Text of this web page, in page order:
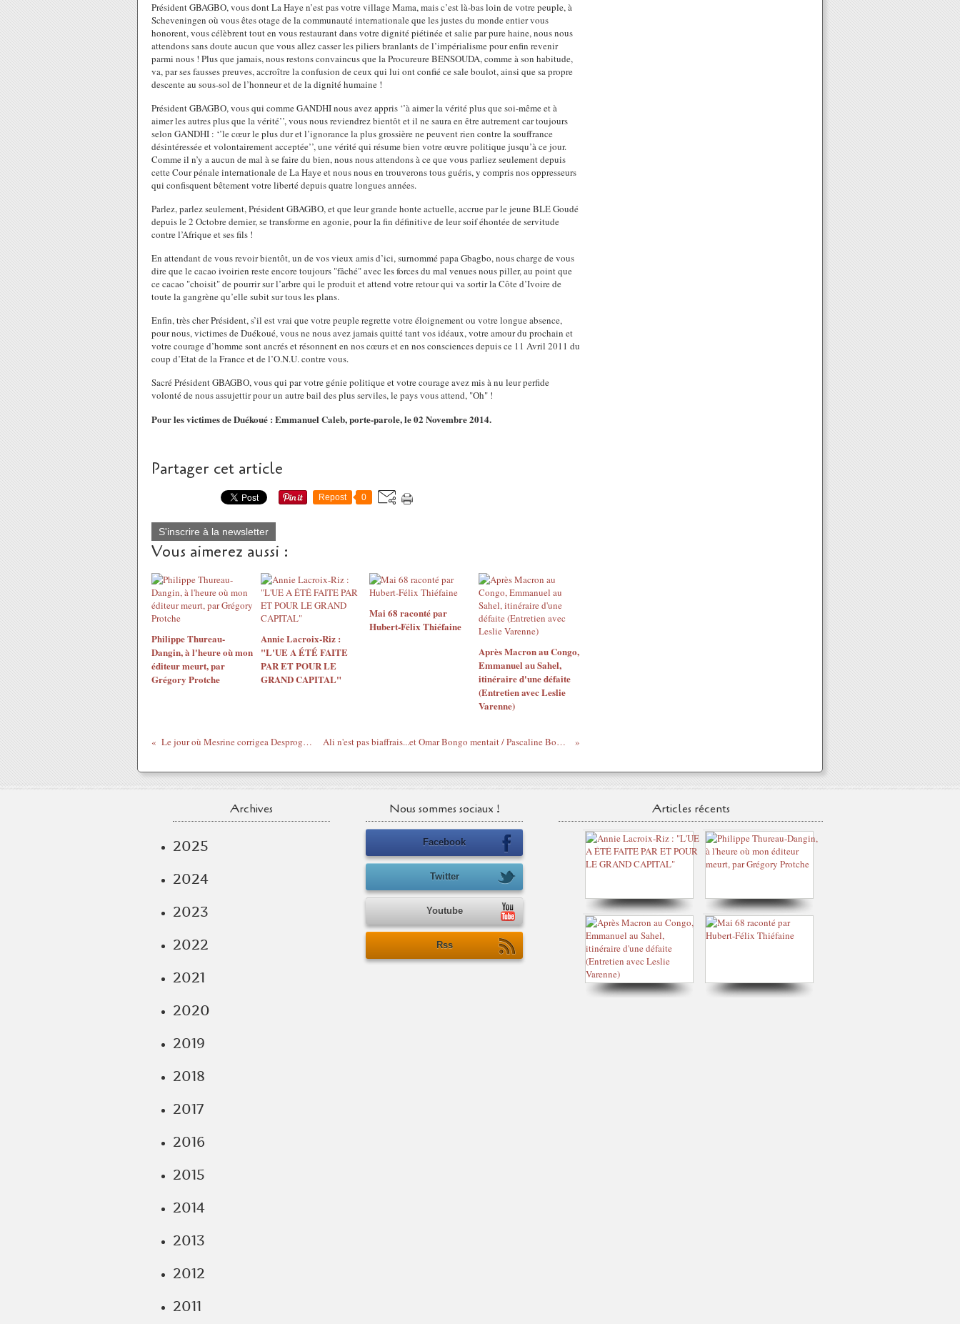
Président GBAGBO, vous dont La Haye n’est pas votre village Mama, mais c’est là-bas loin de votre peuple, à
Scheveningen où vous êtes otage de la communauté internationale que les justes du monde entier vous
honorent, vous célèbrent tout en vous restaurant dans votre dignité piétinée et salie par pure haine, nous nous
attendons sans doute aucun que vous allez casser les piliers branlants de l’impérialisme pour enfin revenir
parmi nous ! Plus que jamais, nous restons convaincus que la Procureure BENSOUDA, comme à son habitude,
va, par ses fausses preuves, accroître la confusion de ceux qui lui ont confié ce sale boulot, ainsi que sa propre
descente au sous-sol de l’honneur et de la dignité humaine !
Président GBAGBO, vous qui comme GANDHI nous avez appris ‘’à aimer la vérité plus que soi-même et à
aimer les autres plus que la vérité’’, vous nous reviendrez bientôt et il ne saura en être autrement car toujours
selon GANDHI : ‘’le cœur le plus dur et l’ignorance la plus grossière ne peuvent rien contre la souffrance
désintéressée et volontairement acceptée’’, une vérité qui résume bien votre œuvre politique jusqu’à ce jour.
Comme il n’y a aucun de mal à se faire du bien, nous nous attendons à ce que vous parliez seulement depuis
cette Cour pénale internationale de La Haye et nous nous en trouverons tous guéris, y compris nos oppresseurs
qui confisquent bêtement votre liberté depuis quatre longues années.
Parlez, parlez seulement, Président GBAGBO, et que leur grande honte actuelle, accrue par le jeune BLE Goudé
depuis le 2 Octobre dernier, se transforme en agonie, pour la fin définitive de leur soif éhontée de servitude
contre l’Afrique et ses fils !
En attendant de vous revoir bientôt, un de vos vieux amis d’ici, surnommé papa Gbagbo, nous charge de vous
dire que le cacao ivoirien reste encore toujours "fâché" avec les forces du mal venues nous piller, au point que
ce cacao "choisit" de pourrir sur l’arbre qui le produit et attend votre retour qui va sortir la Côte d’Ivoire de
toute la gangrène qu’elle subit sur tous les plans.
Enfin, très cher Président, s’il est vrai que votre peuple regrette votre éloignement ou votre longue absence,
pour nous, victimes de Duékoué, vous ne nous avez jamais quitté tant vos idéaux, votre amour du prochain et
votre courage d’homme sont ancrés et résonnent en nos cœurs et en nos consciences depuis ce 11 Avril 2011 du
coup d’Etat de la France et de l’O.N.U. contre vous.
Sacré Président GBAGBO, vous qui par votre génie politique et votre courage avez mis à nu leur perfide
volonté de nous assujettir pour un autre bail des plus serviles, le pays vous attend, "Oh" !
Pour les victimes de Duékoué : Emmanuel Caleb, porte-parole, le 02 Novembre 2014.
Partager cet article
Repost 0
S'inscrire à la newsletter
Vous aimerez aussi :
Philippe Thureau-
Dangin, à l'heure où mon
éditeur meurt, par
Grégory Protche
Annie Lacroix-Riz :
"L'UE A ÉTÉ FAITE
PAR ET POUR LE
GRAND CAPITAL"
Mai 68 raconté par
Hubert-Félix Thiéfaine
Après Macron au Congo,
Emmanuel au Sahel,
itinéraire d'une défaite
(Entretien avec Leslie
Varenne)
Le jour où Mesrine corrigea Desproges... (#1973) Ali n'est pas biaffrais...et Omar Bongo mentait / Pascaline Bongo répond à Péan
Archives
2025
2024
2023
2022
2021
2020
2019
2018
2017
2016
2015
2014
2013
2012
2011
Nous sommes sociaux !
Facebook
Twitter
Youtube
Rss
Articles récents